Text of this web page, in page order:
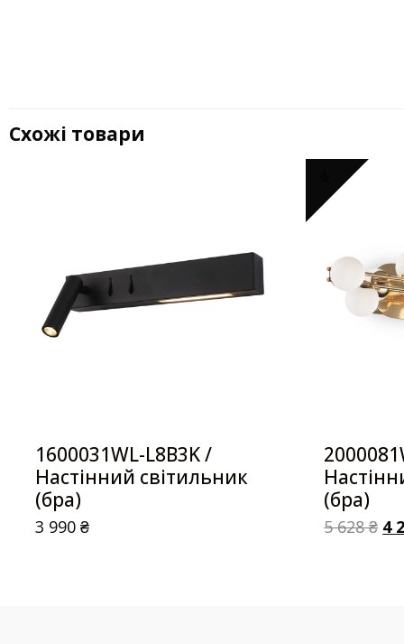
Схожі товари
1600031WL-L8B3K /
Настінний світильник
(бра)
3 990₴
(бра)
5 628₴ 4